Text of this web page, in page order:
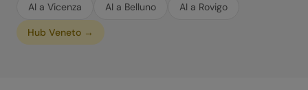
AI a Vicenza AI a Belluno AI a Rovigo
Hub Veneto →